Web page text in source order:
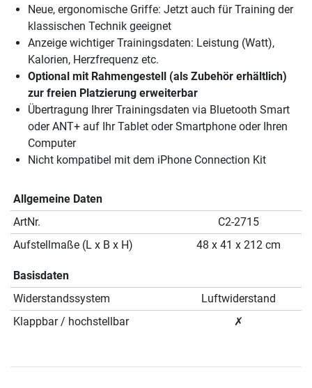
Neue, ergonomische Griffe: Jetzt auch für Training der
klassischen Technik geeignet
Anzeige wichtiger Trainingsdaten: Leistung (Watt),
Kalorien, Herzfrequenz etc.
Optional mit Rahmengestell (als Zubehör erhältlich)
zur freien Platzierung erweiterbar
Übertragung Ihrer Trainingsdaten via Bluetooth Smart
oder ANT+ auf Ihr Tablet oder Smartphone oder Ihren
Computer
Nicht kompatibel mit dem iPhone Connection Kit
Allgemeine Daten
ArtNr.
C2-2715
Aufstellmaße (L x B x H)
48 x 41 x 212 cm
Basisdaten
Widerstandssystem
Luftwiderstand
Klappbar / hochstellbar
✗